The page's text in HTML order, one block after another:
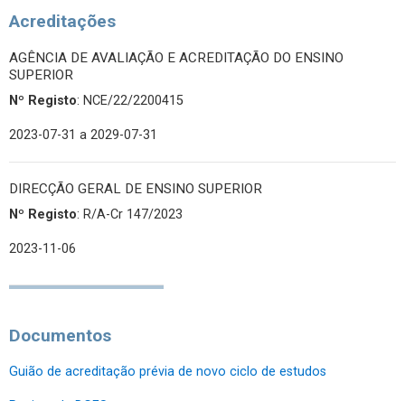
Acreditações
AGÊNCIA DE AVALIAÇÃO E ACREDITAÇÃO DO ENSINO
SUPERIOR
Nº Registo: NCE/22/2200415
2023-07-31 a 2029-07-31
DIRECÇÃO GERAL DE ENSINO SUPERIOR
Nº Registo: R/A-Cr 147/2023
2023-11-06
Documentos
Guião de acreditação prévia de novo ciclo de estudos